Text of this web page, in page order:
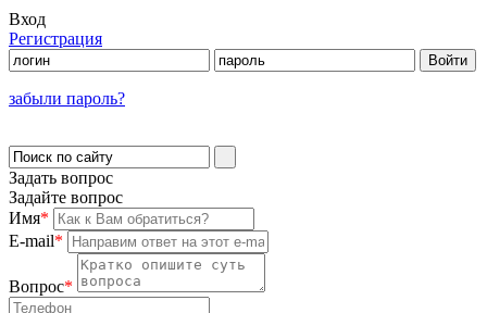
Вход
Регистрация
забыли пароль?
Задать вопрос
Задайте вопрос
Имя*
E-mail*
Вопрос*